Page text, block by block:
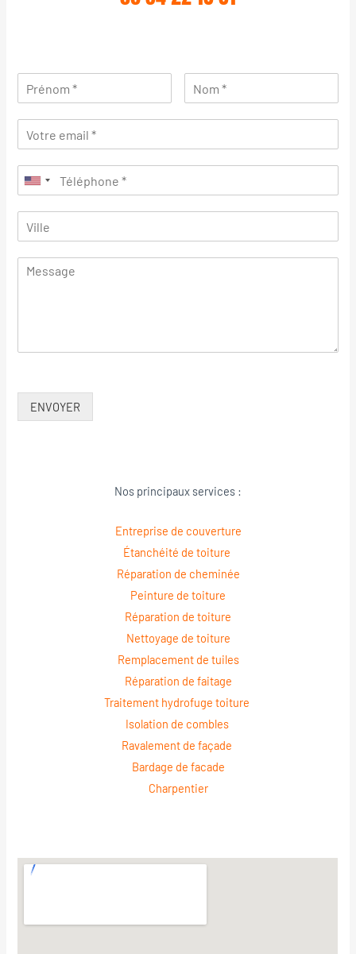
ENVOYER
Nos principaux services :
Entreprise de couverture
Étanchéité de toiture
Réparation de cheminée
Peinture de toiture
Réparation de toiture
Nettoyage de toiture
Remplacement de tuiles
Réparation de faitage
Traitement hydrofuge toiture
Isolation de combles
Ravalement de façade
Bardage de facade
Charpentier